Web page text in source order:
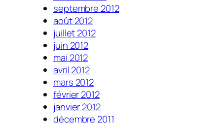
septembre 2012
août 2012
juillet 2012
juin 2012
mai 2012
avril 2012
mars 2012
février 2012
janvier 2012
décembre 2011